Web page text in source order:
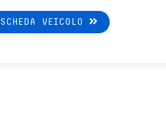
SCHEDA VEICOLO